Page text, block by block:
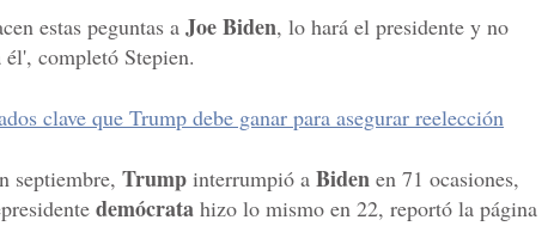
estas peguntas a Joe Biden, lo hará el presidente y no
él', completó Stepien.
clave que Trump debe ganar para asegurar reelección
septiembre, Trump interrumpió a Biden en 71 ocasiones,
demócrata hizo lo mismo en 22, reportó la página